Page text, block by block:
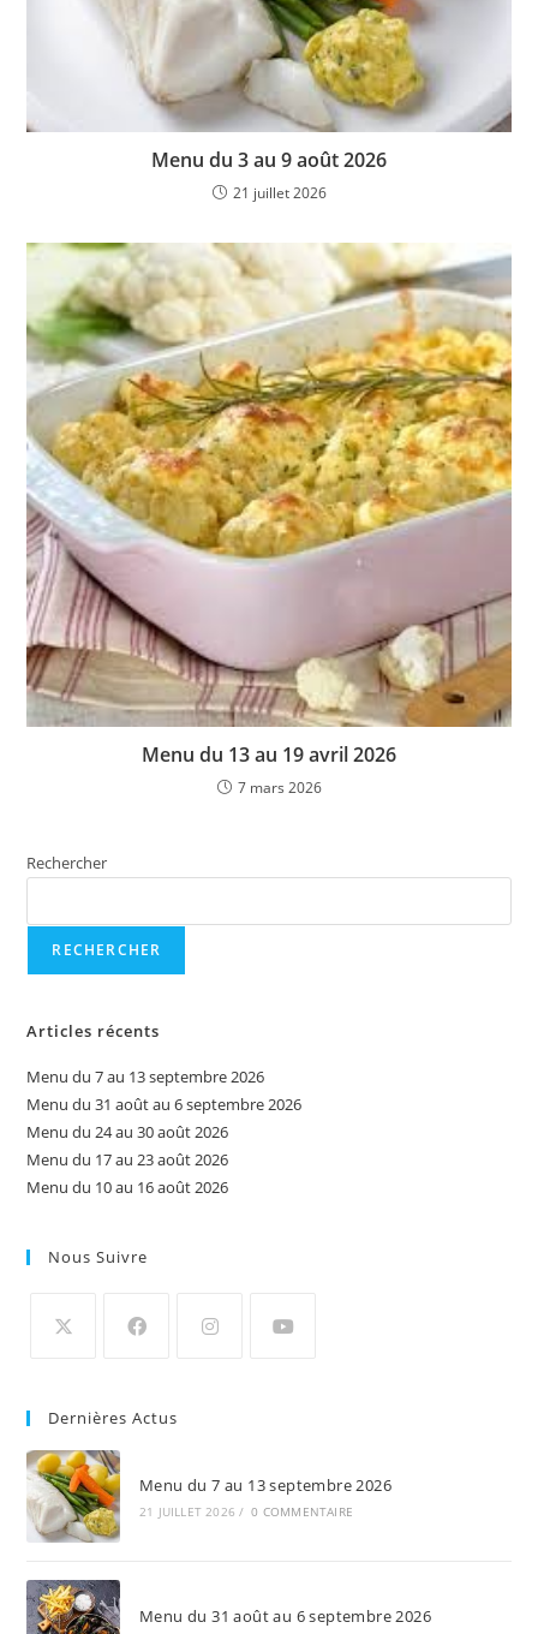
Menu du 3 au 9 août 2026
21 juillet 2026
Menu du 13 au 19 avril 2026
7 mars 2026
Rechercher
RECHERCHER
Articles récents
Menu du 7 au 13 septembre 2026
Menu du 31 août au 6 septembre 2026
Menu du 24 au 30 août 2026
Menu du 17 au 23 août 2026
Menu du 10 au 16 août 2026
Nous Suivre
Dernières Actus
Menu du 7 au 13 septembre 2026
21 JUILLET 2026 / 0 COMMENTAIRE
Menu du 31 août au 6 septembre 2026